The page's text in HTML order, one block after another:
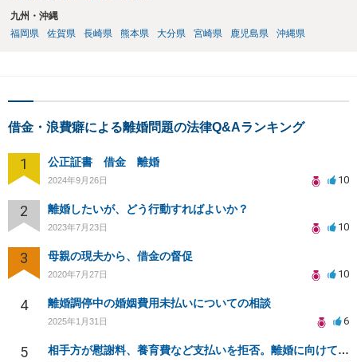
九州・沖縄
福岡県
佐賀県 長崎県 熊本県 大分県 宮崎県 鹿児島県 沖縄県
借金・浪費癖による離婚問題の法律Q&Aランキング
1 公正証書 借金 離婚
2024年9月26日 10
2 離婚したいが、どう行動すればよいか？
2023年7月23日 10
3 母親の現夫から、借金の督促
2020年7月27日 10
4 離婚調停中の婚姻費用未払いについての相談
2025年1月31日 6
5 相手方が慰謝料、養育費など支払いを拒否。離婚に向けてどうすればいいかアドバイスいただきたい。